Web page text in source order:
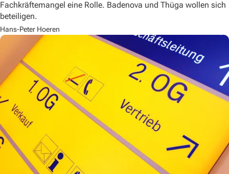
Fachkräftemangel eine Rolle. Badenova und Thüga wollen sich
beteiligen.
Hans-Peter Hoeren